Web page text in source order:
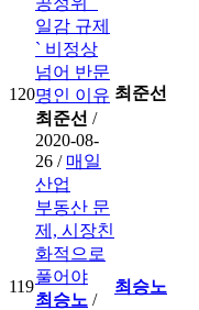
120
일감 규제
` 비정상
넘어 반문
명인 이유
최준선 /
2020-08-
26 / 매일
산업
최준선
119
부동산 문
제, 시장친
화적으로
풀어야
최승노 /
최승노